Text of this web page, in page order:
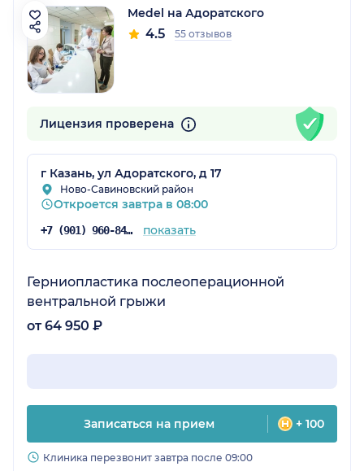
Medel на Адоратского
4.5 55 отзывов
Лицензия проверена
г Казань, ул Адоратского, д 17
Ново-Савиновский район
Откроется завтра в 08:00
+7 (901) 960-84-71 показать
Герниопластика послеоперационной
вентральной грыжи
от 64 950 ₽
Записаться на прием + 100
Клиника перезвонит завтра после 09:00